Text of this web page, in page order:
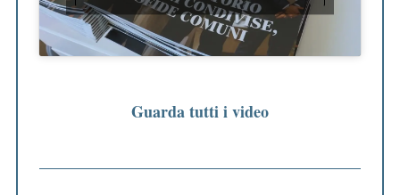
Guarda tutti i video